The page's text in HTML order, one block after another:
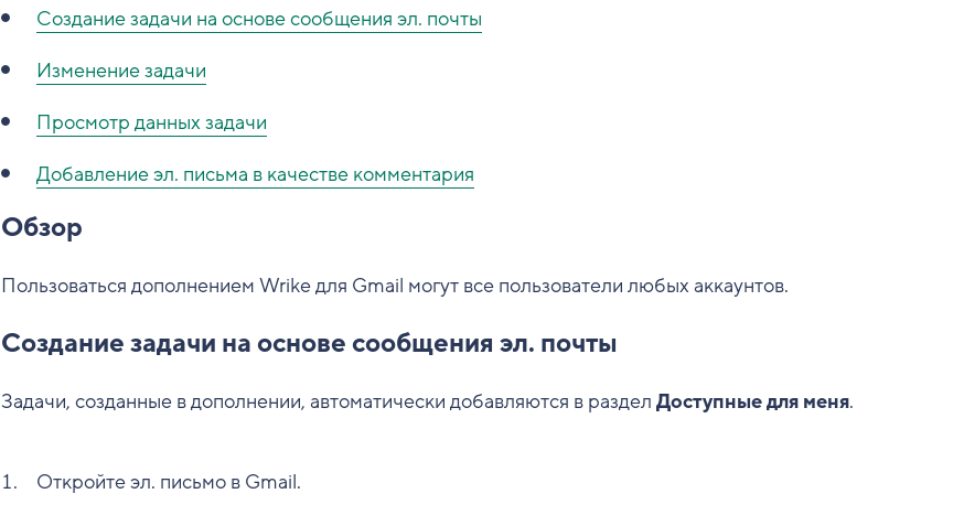
Создание задачи на основе сообщения эл. почты
Изменение задачи
Просмотр данных задачи
Добавление эл. письма в качестве комментария
Обзор
Пользоваться дополнением Wrike для Gmail могут все пользователи любых аккаунтов.
Создание задачи на основе сообщения эл. почты
Задачи, созданные в дополнении, автоматически добавляются в раздел Доступные для меня.
Откройте эл. письмо в Gmail.